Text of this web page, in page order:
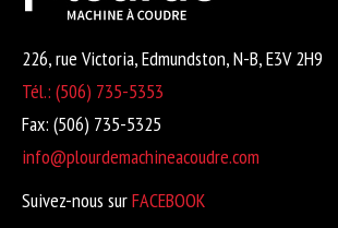
226, rue Victoria, Edmundston, N-B, E3V 2H9
Tél.: (506) 735-5353
Fax: (506) 735-5325
info@plourdemachineacoudre.com
Suivez-nous surFACEBOOK